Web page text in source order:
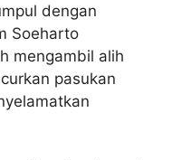
dengan
Soeharto
mengambil alih
pasukan